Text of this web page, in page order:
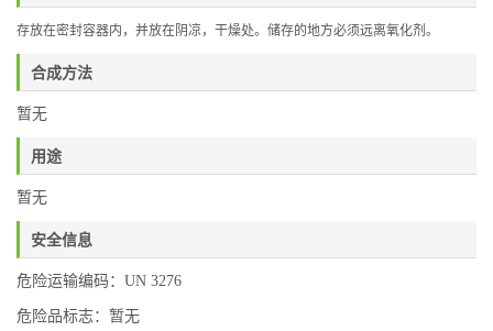
存放在密封容器内，并放在阴凉，干燥处。储存的地方必须远离氧化剂。
合成方法
暂无
用途
暂无
安全信息
危险运输编码：UN 3276
危险品标志：暂无